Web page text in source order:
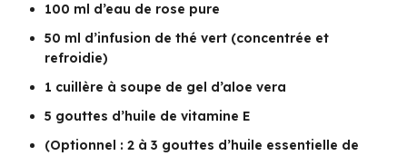
100 ml d’eau de rose pure
50 ml d’infusion de thé vert (concentrée et
refroidie)
1 cuillère à soupe de gel d’aloe vera
5 gouttes d’huile de vitamine E
(Optionnel : 2 à 3 gouttes d’huile essentielle de